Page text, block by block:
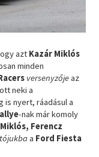
azt Kazár Miklós
minden
versenyzőjeaz
neki a
is nyert, ráadásul a
-nak már komoly
Ferencz
a Ford Fiesta